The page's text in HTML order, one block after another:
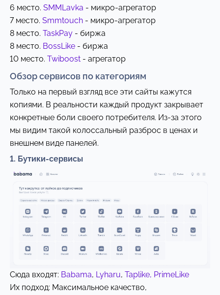
6 место. SMMLavka - микро-агрегатор
7 место. Smmtouch - микро-агрегатор
8 место. TaskPay - биржа
8 место. BossLike - биржа
10 место. Twiboost - агрегатор
Обзор сервисов по категориям
Только на первый взгляд все эти сайты кажутся
копиями. В реальности каждый продукт закрывает
конкретные боли своего потребителя. Из-за этого
мы видим такой колоссальный разброс в ценах и
внешнем виде панелей.
1. Бутики-сервисы
Сюда входят: Babama, Lyharu, Taplike, PrimeLike
Их подход: Максимальное качество,